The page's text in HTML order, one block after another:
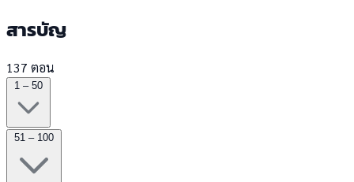
สารบัญ
137 ตอน
1 – 50
51 – 100